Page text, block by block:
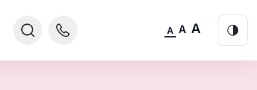
A A A